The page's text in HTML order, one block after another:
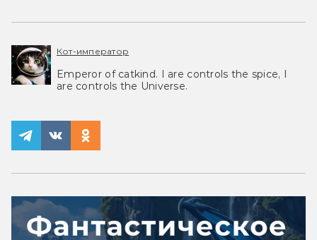
Кот-император
Emperor of catkind. I are controls the spice, I
are controls the Universe.